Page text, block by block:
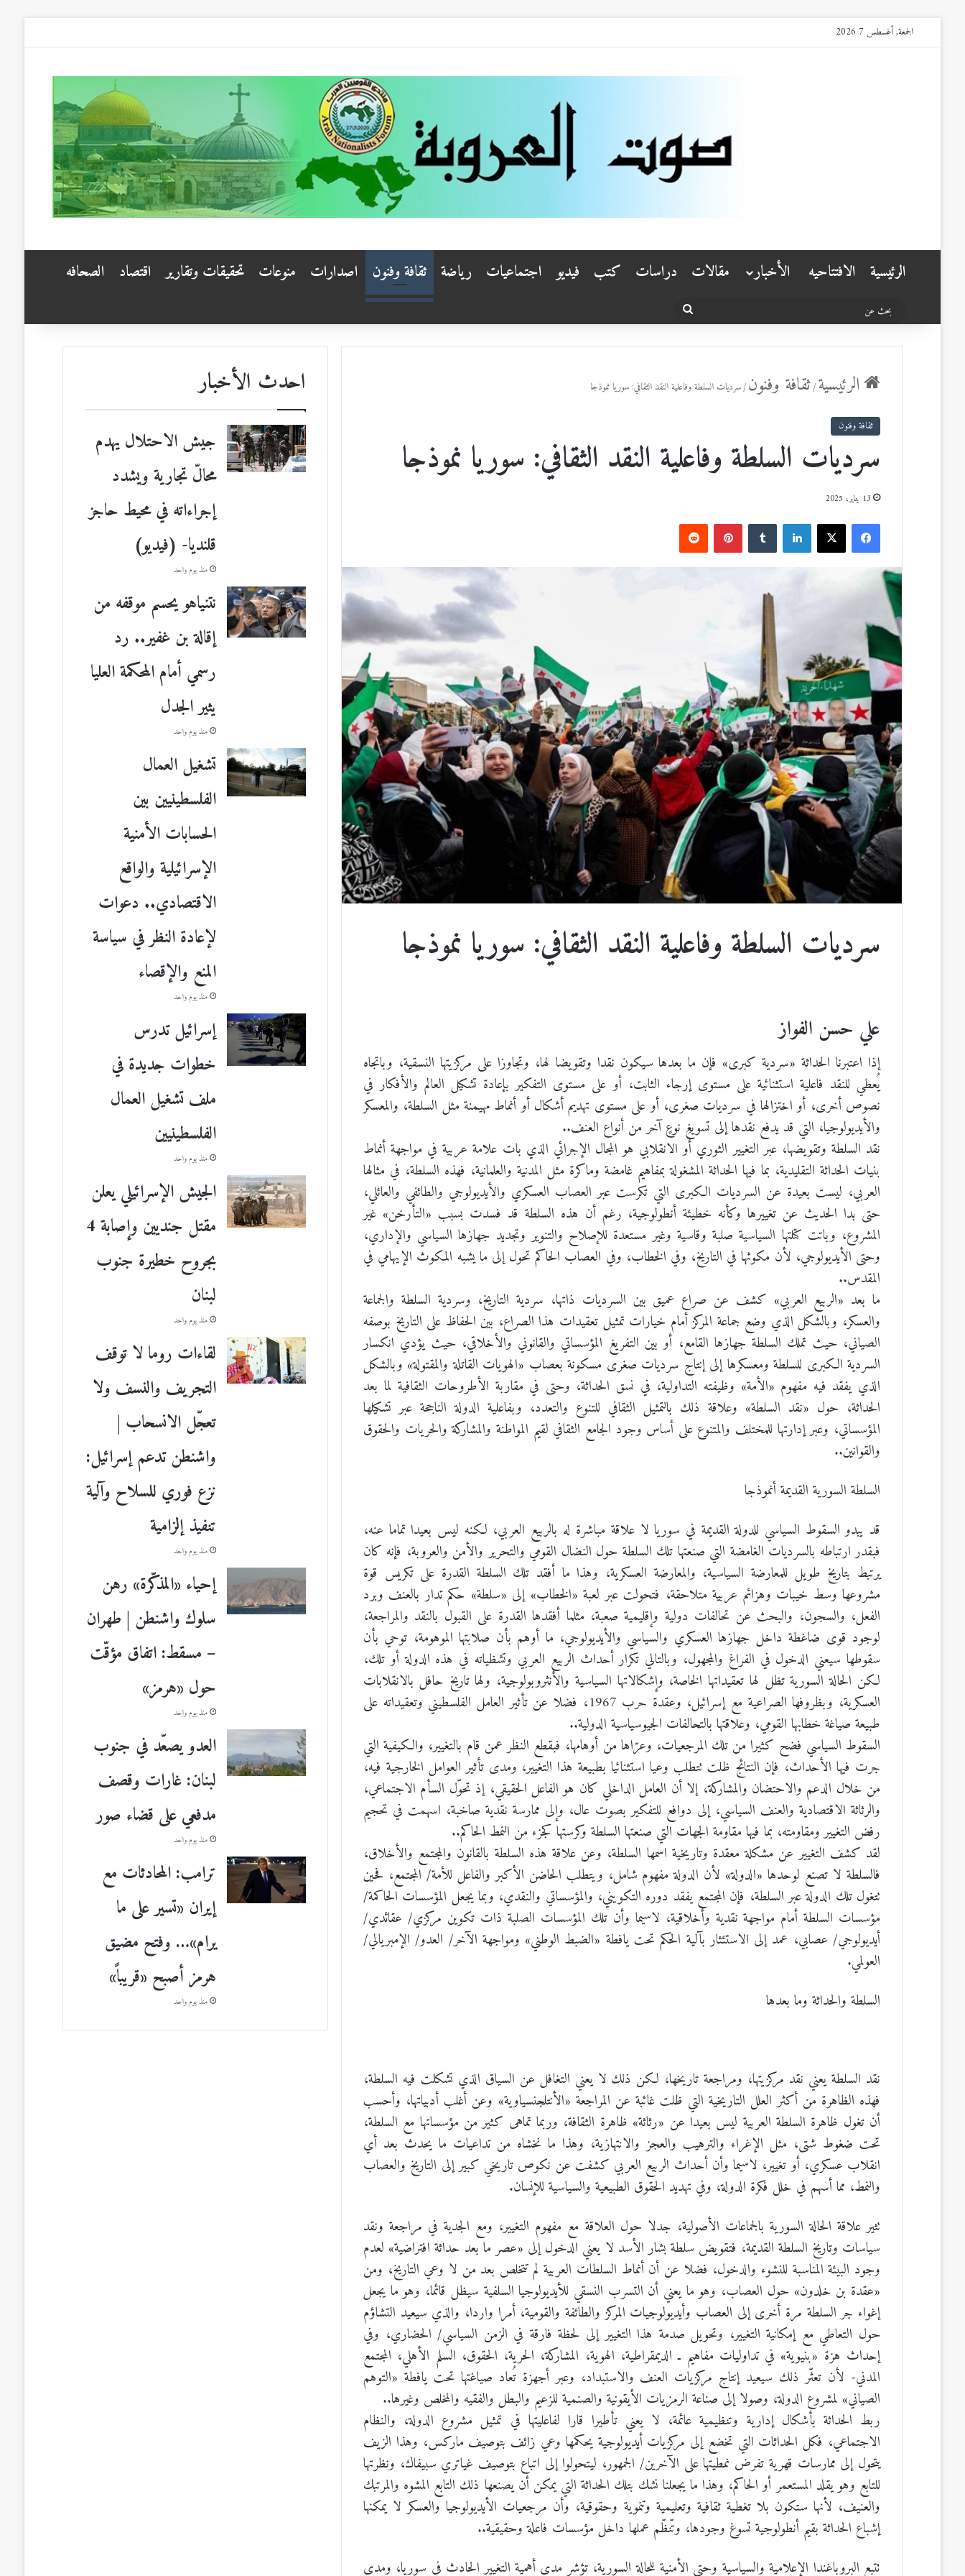
الجمعة, أغسطس 7 2026
الرئيسية الافتتاحيه الأخبار مقالات دراسات كتب فيديو اجتماعيات رياضة ثقافة وفنون اصدارات منوعات تحقيقات وتقارير اقتصاد الصحافه
بحث
الرئيسية/ثقافة وفنون/سرديات السلطة وفاعلية النقد الثقافي: سوريا نموذجا
ثقافة وفنون
سرديات السلطة وفاعلية النقد الثقافي: سوريا نموذجا
13 يناير، 2025
و
ك
X
ك
د
إ
ن
T
b
l
r
ي
ي
ر
ي
س
ت
R
i
t
سرديات السلطة وفاعلية النقد الثقافي: سوريا نموذجا
علي حسن الفواز
إذا اعتبرنا الحداثة «سردية كبرى» فإن ما بعدها سيكون نقدا وتقويضا لها، وتجاوزا على مركزيتها النسقية، وباتجاه
يُعطي للنقد فاعلية استثنائية على مستوى إرجاء الثابت، أو على مستوى التفكير بإعادة تشكيل العالم والأفكار في
نصوص أخرى، أو اختزالها في سرديات صغرى، أو على مستوى تهديم أشكال أو أنماط مهيمنة مثل السلطة، والمعسكر
والأيديولوجيا، التي قد يدفع نقدها إلى تسويغِ نوعٍ آخر من أنواع العنف..
نقد السلطة وتقويضها، عبر التغيير الثوري أو الانقلابي هو المجال الإجرائي الذي بات علامة عربية في مواجهة أنماط
بنيات الحداثة التقليدية، بما فيها الحداثة المشغولة بمفاهيم غامضة وماكرة مثل المدنية والعلمانية، فهذه السلطة، في مثالها
العربي، ليست بعيدة عن السرديات الكبرى التي تكرست عبر العصاب العسكري والأيديولوجي والطائفي والعائلي،
حتى بدا الحديث عن تغييرها وكأنه خطيئة أنطولوجية، رغم أن هذه السلطة قد فسدت بسبب «التأرخن» غير
المشروع، وباتت كتلتها السياسية صلبة وقاسية وغير مستعدة للإصلاح والتنوير وتجديد جهازها السياسي والإداري،
وحتى الأيديولوجي، لأن مكوثها في التاريخ، وفي الخطاب، وفي العصاب الحاكم تحول إلى ما يشبه المكوث الإيهامي في
المقدس..
ما بعد «الربيع العربي» كشف عن صراع عميق بين السرديات ذاتها، سردية التاريخ، وسردية السلطة والجماعة
والعسكر، وبالشكل الذي وضع جماعة المركز أمام خيارات تمثيل تعقيدات هذا الصراع، بين الحفاظ على التاريخ بوصفه
الصياني، حيث تملك السلطة جهازها القامع، أو بين التفريغ المؤسساتي والقانوني والأخلاقي، حيث يؤدي انكسار
السردية الكبرى للسلطة ومعسكرها إلى إنتاج سرديات صغرى مسكونة بعصاب «الهويات القاتلة والمقتولة» وبالشكل
الذي يفقد فيه مفهوم «الأمة» وظيفته التداولية، في نسق الحداثة، وحتى في مقاربة الأطروحات الثقافية لما بعد
الحداثة، حول «نقد السلطة» وعلاقة ذلك بالتمثيل الثقافي للتنوع والتعدد، وبفاعلية الدولة الناجحة عبر تشكيلها
المؤسساتي، وعبر إدارتها للمختلف والمتنوع على أساس وجود الجامع الثقافي لقيم المواطنة والمشاركة والحريات والحقوق
والقوانين..
السلطة السورية القديمة أنموذجا
قد يبدو السقوط السياسي للدولة القديمة في سوريا لا علاقة مباشرة له بالربيع العربي، لكنه ليس بعيدا تماما عنه،
فبقدر ارتباطه بالسرديات الغامضة التي صنعتها تلك السلطة حول النضال القومي والتحرير والأمن والعروبة، فإنه كان
يرتبط بتاريخ طويل للمعارضة السياسية، والمعارضة العسكرية، وهذا ما أفقد تلك السلطة القدرة على تكريس قوة
مشروعها وسط خيبات وهزائم عربية متلاحقة، فتحولت عبر لعبة «الخطاب» إلى «سلطة» حكم تدار بالعنف وبرد
الفعل، والسجون، والبحث عن تحالفات دولية وإقليمية صعبة، مثلما أفقدها القدرة على القبول بالنقد والمراجعة،
لوجود قوى ضاغطة داخل جهازها العسكري والسياسي والأيديولوجي، ما أوهم بأن صلابتها الموهومة، توحي بأن
سقوطها سيعني الدخول في الفراغ والمجهول، وبالتالي تكرار أحداث الربيع العربي وتشظياته في هذه الدولة أو تلك،
لكن الحالة السورية تظل لها تعقيداتها الخاصة، وإشكالاتها السياسية والأنثروبولوجية، ولها تاريخ حافل بالانقلابات
العسكرية، وبظروفها الصراعية مع إسرائيل، وعقدة حرب 1967، فضلا عن تأثير العامل الفلسطيني وتعقيداته على
طبيعة صياغة خطابها القومي، وعلاقتها بالتحالفات الجيوسياسية الدولية..
السقوط السياسي فضح كثيرا من تلك المرجعيات، وعرّاها من أوهامها، فبقطع النظر عمن قام بالتغيير، والكيفية التي
جرت فيها الأحداث، فإن النتائج ظلت تتطلب وعيا استثنائيا بطبيعة هذا التغيير، ومدى تأثير العوامل الخارجية فيه،
من خلال الدعم والاحتضان والمشاركة، إلا أن العامل الداخلي كان هو الفاعل الحقيقي، إذ تحوّل السأم الاجتماعي،
والرثاثة الاقتصادية والعنف السياسي، إلى دوافع للتفكير بصوت عال، وإلى ممارسة نقدية صاخبة، اسهمت في تحجيم
رفض التغيير ومقاومته، بما فيها مقاومة الجهات التي صنعتها السلطة وكرستها كجزء من النمط الحاكم..
لقد كشف التغيير عن مشكلة معقدة وتاريخية اسمها السلطة، وعن علاقة هذه السلطة بالقانون والمجتمع والأخلاق،
فالسلطة لا تصنع لوحدها «الدولة» لأن الدولة مفهوم شامل، ويتطلب الحاضن الأكبر والفاعل للأمة/ المجتمع، فحين
تتغول تلك الدولة عبر السلطة، فإن المجتمع يفقد دوره التكويني، والمؤسساتي والنقدي، وبما يجعل المؤسسات الحاكمة/
مؤسسات السلطة أمام مواجهة نقدية وأخلاقية، لاسيما وأن تلك المؤسسات الصلبة ذات تكوين مركزي/ عقائدي/
أيديولوجي/ عصابي، عمد إلى الاستئثار بآلية الحكم تحت يافطة «الضبط الوطني» ومواجهة الآخر/ العدو/ الإمبريالي/
العولمي.
السلطة والحداثة وما بعدها
نقد السلطة يعني نقد مركزيتها، ومراجعة تاريخها، لكن ذلك لا يعني التغافل عن السياق الذي تشكلت فيه السلطة،
فهذه الظاهرة من أكثر العلل التاريخية التي ظلت غائبة عن المراجعة «الأنتلجنسياوية» وعن أغلب أدبياتها، وأحسب
أن تغول ظاهرة السلطة العربية ليس بعيدا عن «رثاثة» ظاهرة الثقافة، وربما تماهى كثير من مؤسساتها مع السلطة،
تحت ضغوط شتى، مثل الإغراء والترهيب والعجز والانتهازية، وهذا ما نخشاه من تداعيات ما يحدث بعد أي
انقلاب عسكري، أو تغيير، لاسيما وأن أحداث الربيع العربي كشفت عن نكوص تاريخي كبير إلى التاريخ والعصاب
والنمط، مما أسهم في خلل فكرة الدولة، وفي تهديد الحقوق الطبيعية والسياسية للإنسان.
تثير علاقة الحالة السورية بالجماعات الأصولية، جدلا حول العلاقة مع مفهوم التغيير، ومع الجدية في مراجعة ونقد
سياسات وتاريخ السلطة القديمة، فتقويض سلطة بشار الأسد لا يعني الدخول إلى «عصر ما بعد حداثة افتراضية» لعدم
وجود البيئة المناسبة للنشوء والدخول، فضلا عن أن أنماط السلطات العربية لم تتخلص بعد من لا وعي التاريخ، ومن
«عقدة بن خلدون» حول العصاب، وهو ما يعني أن التسرب النسقي للأيديولوجيا السلفية سيظل قائما، وهو ما يجعل
إغواء جر السلطة مرة أخرى إلى العصاب وأيديولوجيات المركز والطائفة والقومية، أمرا واردا، والذي سيعيد التشاؤم
حول التعاطي مع إمكانية التغيير، وتحويل صدمة هذا التغيير إلى لحظة فارقة في الزمن السياسي/ الحضاري، وفي
إحداث هزة «بنيوية» في تداوليات مفاهيم ـ الديمقراطية، الهوية، المشاركة، الحرية، الحقوق، السلم الأهلي، المجتمع
المدني- لأن تعثّر ذلك سيعيد إنتاج مركزيات العنف والاستبداد، وعبر أجهزة تُعاد صياغتها تحت يافطة «التوهم
الصياني» لمشروع الدولة، وصولا إلى صناعة الرمزيات الأيقونية والصنمية للزعيم والبطل والفقيه والمخلص وغيرها..
ربط الحداثة بأشكال إدارية وتنظيمية عائمة، لا يعني تأطيرا قارا لفاعليتها في تمثيل مشروع الدولة، والنظام
الاجتماعي، فكل الحداثات التي تخضع إلى مركزيات أيديولوجية يحكمها وعي زائف بتوصيف ماركس، وهذا الزيف
يتحول إلى ممارسات قهرية تفرض نمطيتها على الآخرين/ الجمهور، ليتحولوا إلى اتباع بتوصيف غياتري سبيفاك، ونظرتها
للتابع وهو يقلد المستعمر أو الحاكم، وهذا ما يجعلنا نشك بتلك الحداثة التي يمكن أن يصنعها ذلك التابع المشوه والمرتبك
والعنيف، لأنها ستكون بلا تغطية ثقافية وتعليمية وتنموية وحقوقية، وأن مرجعيات الأيديولوجيا والعسكر لا يمكنها
إشباع الحداثة بقيم أنطولوجية تسوغ وجودها، وتّنظّم عملها داخل مؤسسات فاعلة وحقيقية..
تتبع البروباغندا الإعلامية والسياسية وحتى الأمنية للحالة السورية، تؤشر مدى أهمية التغيير الحادث في سوريا، ومدى
احدث الأخبار
جيش الاحتلال يهدم
محالّ تجارية ويشدد
إجراءاته في محيط حاجز
قلنديا- (فيديو)
منذ يوم واحد
نتنياهو يحسم موقفه من
إقالة بن غفير.. رد
رسمي أمام المحكمة العليا
يثير الجدل
منذ يوم واحد
تشغيل العمال
الفلسطينيين بين
الحسابات الأمنية
الإسرائيلية والواقع
الاقتصادي.. دعوات
لإعادة النظر في سياسة
المنع والإقصاء
منذ يوم واحد
إسرائيل تدرس
خطوات جديدة في
ملف تشغيل العمال
الفلسطينيين
منذ يوم واحد
الجيش الإسرائيلي يعلن
مقتل جنديين وإصابة 4
بجروح خطيرة جنوب
لبنان
منذ يوم واحد
لقاءات روما لا توقف
التجريف والنسف ولا
تعجّل الانسحاب |
واشنطن تدعم إسرائيل:
نزع فوري للسلاح وآلية
تنفيذ إلزامية
منذ يوم واحد
إحياء «المذكّرة» رهن
سلوك واشنطن | طهران
– مسقط: اتفاق مؤقّت
حول «هرمز»
منذ يوم واحد
العدو يصعّد في جنوب
لبنان: غارات وقصف
مدفعي على قضاء صور
منذ يوم واحد
ترامب: المحادثات مع
إيران «تسير على ما
يرام»… وفتح مضيق
هرمز أصبح «قريباً»
منذ يوم واحد